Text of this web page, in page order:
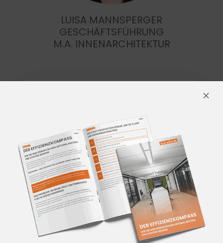
LUISA MANNSPERGER
GESCHÄFTSFÜHRUNG
M.A. INNENARCHITEKTUR
IHREN RÜCKRUFTERMIN
SCHRITT 1/3:KONTAKT